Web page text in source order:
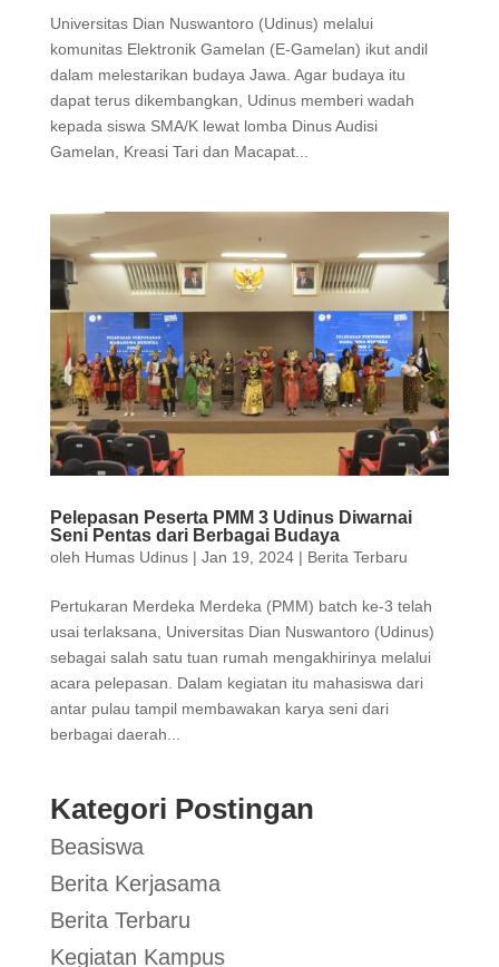
Universitas Dian Nuswantoro (Udinus) melalui
komunitas Elektronik Gamelan (E-Gamelan) ikut andil
dalam melestarikan budaya Jawa. Agar budaya itu
dapat terus dikembangkan, Udinus memberi wadah
kepada siswa SMA/K lewat lomba Dinus Audisi
Gamelan, Kreasi Tari dan Macapat...
Pelepasan Peserta PMM 3 Udinus Diwarnai
Seni Pentas dari Berbagai Budaya
oleh Humas Udinus| Jan 19, 2024| Berita Terbaru
Pertukaran Merdeka Merdeka (PMM) batch ke-3 telah
usai terlaksana, Universitas Dian Nuswantoro (Udinus)
sebagai salah satu tuan rumah mengakhirinya melalui
acara pelepasan. Dalam kegiatan itu mahasiswa dari
antar pulau tampil membawakan karya seni dari
berbagai daerah...
Kategori Postingan
Beasiswa
Berita Kerjasama
Berita Terbaru
Kegiatan Kampus